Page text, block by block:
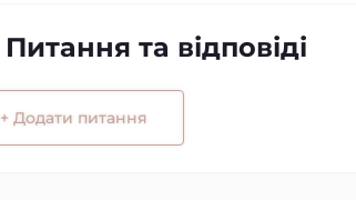
Питання та відповіді
+ Додати питання